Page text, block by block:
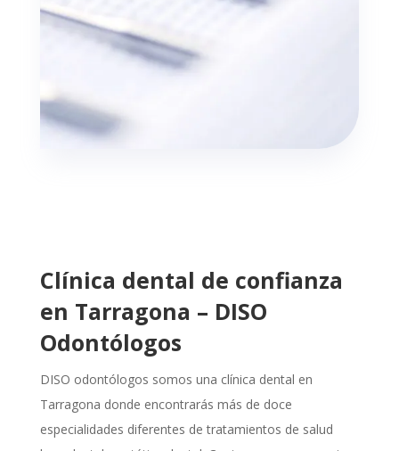
Clínica dental de confianza
en Tarragona – DISO
Odontólogos
DISO odontólogos somos una clínica dental en
Tarragona donde encontrarás más de doce
especialidades diferentes de tratamientos de salud